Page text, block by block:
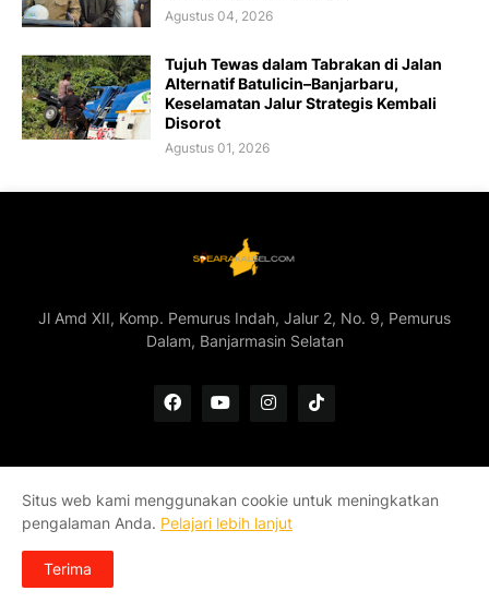
Agustus 04, 2026
Tujuh Tewas dalam Tabrakan di Jalan
Alternatif Batulicin–Banjarbaru,
Keselamatan Jalur Strategis Kembali
Disorot
Agustus 01, 2026
Jl Amd XII, Komp. Pemurus Indah, Jalur 2, No. 9, Pemurus
Dalam, Banjarmasin Selatan
Home Redaksi Kontak
Pedoman Media Siber
Tentang Kami
Situs web kami menggunakan cookie untuk meningkatkan
pengalaman Anda. Pelajari lebih lanjut
Terima